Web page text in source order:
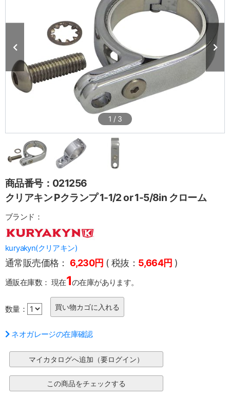
1 / 3
商品番号：021256
クリアキン Pクランプ 1-1/2 or 1-5/8in クローム
ブランド：
kuryakyn(クリアキン)
通常販売価格： 6,230円 ( 税抜： 5,664円 )
通販在庫数： 現在1の在庫があります。
数量：
ネオガレージの在庫確認